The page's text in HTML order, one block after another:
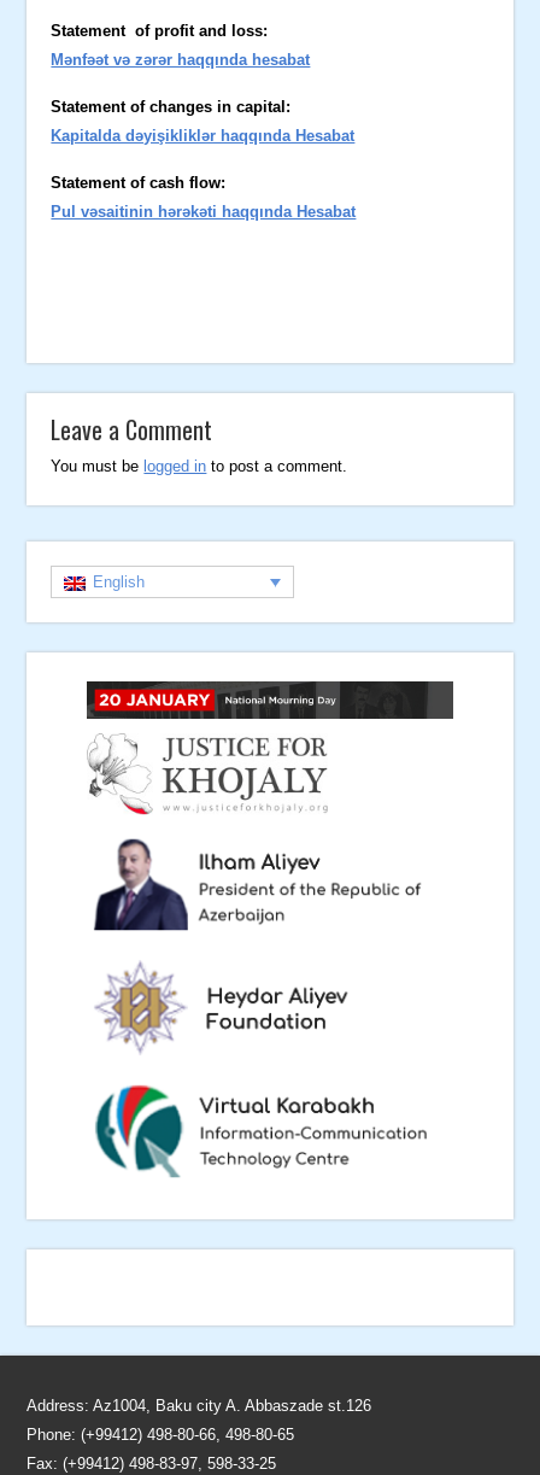
Statement of profit and loss:
Mənfəət və zərər haqqında hesabat
Statement of changes in capital:
Kapitalda dəyişikliklər haqqında Hesabat
Statement of cash flow:
Pul vəsaitinin hərəkəti haqqında Hesabat
Leave a Comment
You must be logged in to post a comment.
English
Address: Az1004, Baku city A. Abbaszade st.126
Phone: (+99412) 498-80-66, 498-80-65
Fax: (+99412) 498-83-97, 598-33-25